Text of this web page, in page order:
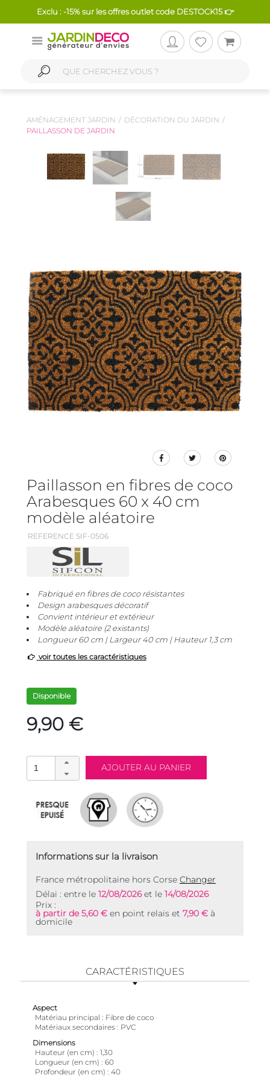
Exclu : -15% sur les offres outlet code DESTOCK15 👉
AMÉNAGEMENT JARDIN
DÉCORATION DU JARDIN
PAILLASSON DE JARDIN
Paillasson en fibres de coco
Arabesques 60 x 40 cm
modèle aléatoire
REFERENCE SIF-0506
Fabriqué en fibres de coco résistantes
Design arabesques décoratif
Convient intérieur et extérieur
Modèle aléatoire (2 existants)
Longueur 60 cm | Largeur 40 cm | Hauteur 1,3 cm
voir toutes les caractéristiques
Disponible
9,90 €
Informations sur la livraison
France métropolitaine hors Corse Changer
Délai : entre le 12/08/2026et le 14/08/2026
Prix :
à partir de 5,60 € en point relais et 7,90 € à
domicile
CARACTÉRISTIQUES
Aspect
Matériau principal
Fibre de coco
Matériaux secondaires
PVC
Dimensions
Hauteur (en cm)
1,30
Longueur (en cm)
60
Profondeur (en cm)
40